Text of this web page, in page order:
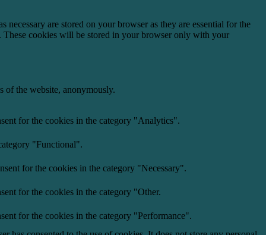
are stored on your browser as they are essential for the
These cookies will be stored in your browser only with your
of the website, anonymously.
for the cookies in the category "Analytics".
"Functional".
for the cookies in the category "Necessary".
for the cookies in the category "Other.
for the cookies in the category "Performance".